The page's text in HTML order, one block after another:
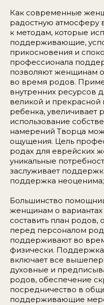
Как современные
радостную атмосферу
к методам, которые
поддерживающие,
прикосновения и
профессионала
позволяют женщинам
во время родов.
внутренних ресурсов
великой и
ребенка, увеличивает
использование
намерений Творца
ощущения. Цель
родах для еврейских
уникальные
заслуживает
поддержка неоценима;
Большинство
женщинам о
составить план родов,
перед персоналом
поддерживают во
физически.
включает все
духовные и
родов, обеспечение
посредничество в
поддерживающие